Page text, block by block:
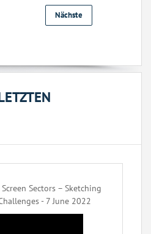
Nächste
Sectors – Sketching
- 7 June 2022